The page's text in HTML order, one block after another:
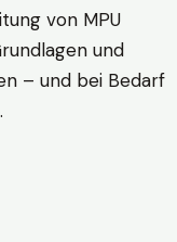
von MPU
und
– und bei Bedarf